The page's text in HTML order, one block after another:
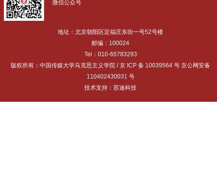
微信公众号
地址：北京朝阳区定福庄东街一号52号楼
邮编：100024
Tel：010-65783293
版权所有：中国传媒大学马克思主义学院 / 京 ICP 备 10039564 号 京公网安备
110402430031 号
技术支持：苏迪科技